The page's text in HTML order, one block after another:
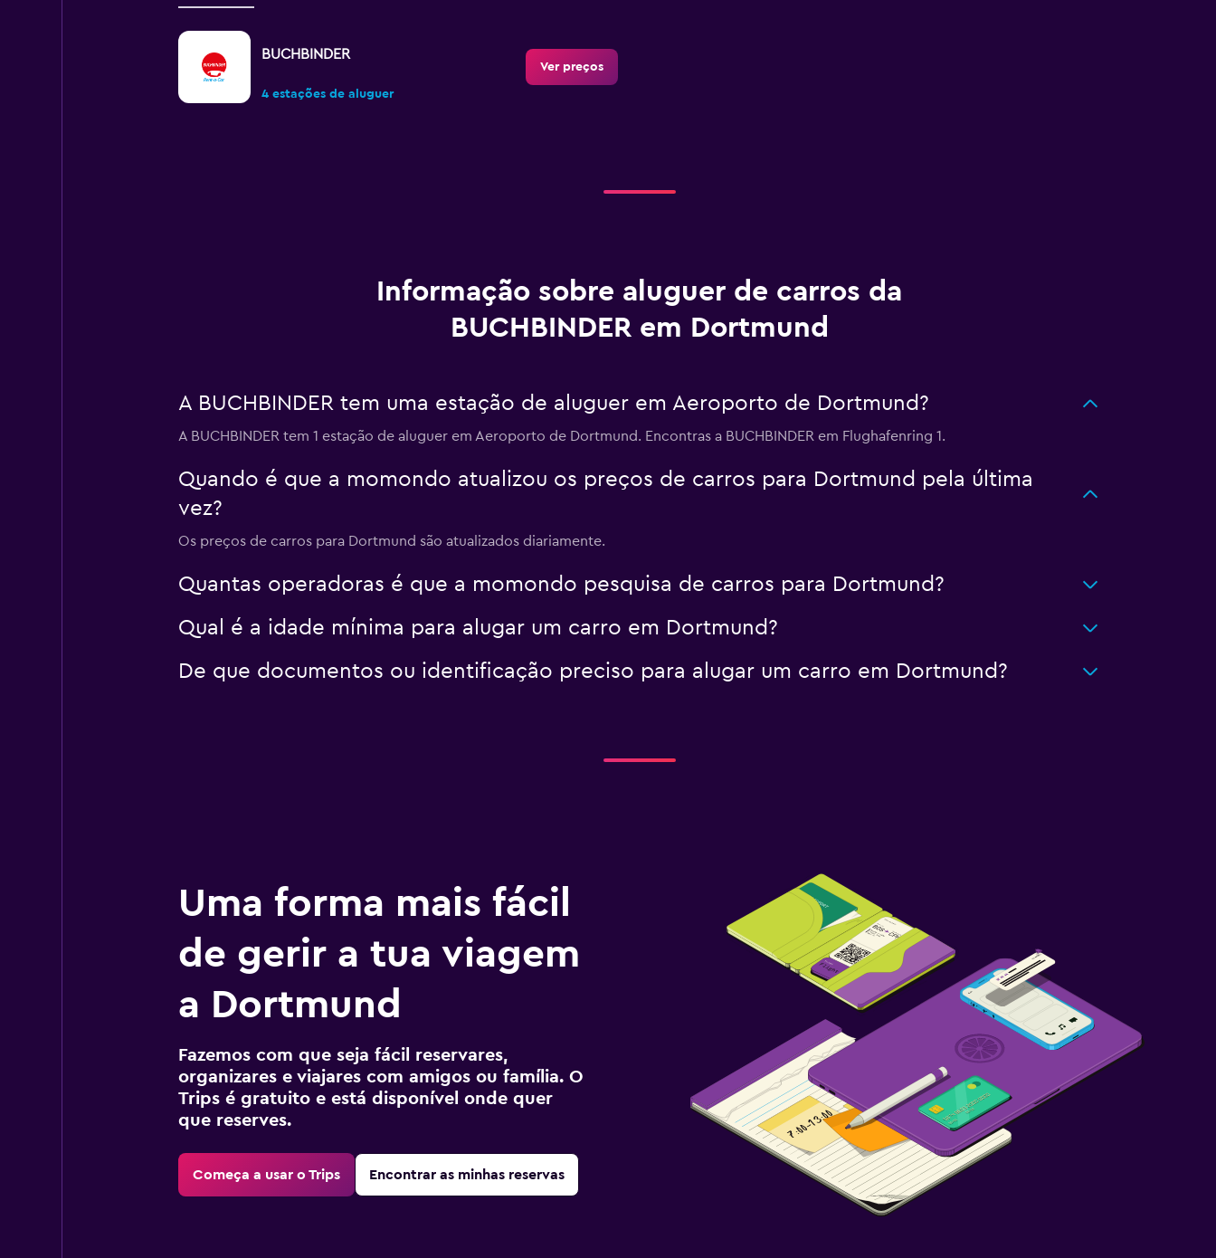
BUCHBINDER
4 estações de aluguer
Ver preços
Informação sobre aluguer de carros da
BUCHBINDER em Dortmund
A BUCHBINDER tem uma estação de aluguer em Aeroporto de Dortmund?
A BUCHBINDER tem 1 estação de aluguer em Aeroporto de Dortmund. Encontras a BUCHBINDER em Flughafenring 1.
Quando é que a momondo atualizou os preços de carros para Dortmund pela última
vez?
Os preços de carros para Dortmund são atualizados diariamente.
Quantas operadoras é que a momondo pesquisa de carros para Dortmund?
Qual é a idade mínima para alugar um carro em Dortmund?
De que documentos ou identificação preciso para alugar um carro em Dortmund?
Uma forma mais fácil
de gerir a tua viagem
a Dortmund
Fazemos com que seja fácil reservares,
organizares e viajares com amigos ou família. O
Trips é gratuito e está disponível onde quer
que reserves.
Começa a usar o Trips Encontrar as minhas reservas